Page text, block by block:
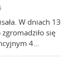
W dniach 13
się
4...